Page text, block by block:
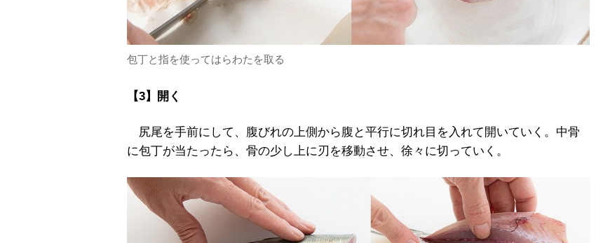
包丁と指を使ってはらわたを取る
【3】開く
尻尾を手前にして、腹びれの上側から腹と平行に切れ目を入れて開いていく。中骨
に包丁が当たったら、骨の少し上に刃を移動させ、徐々に切っていく。